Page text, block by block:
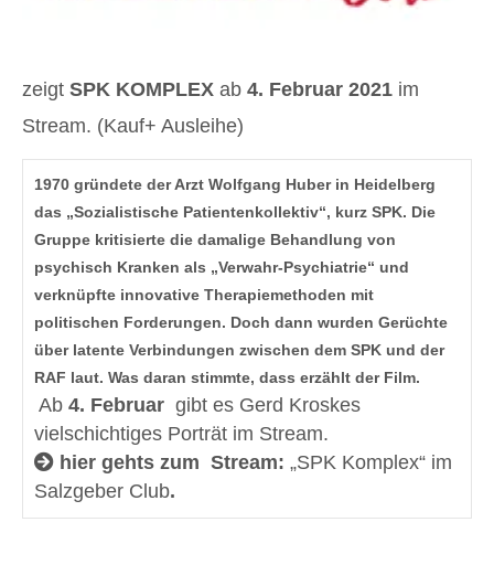
zeigt SPK KOMPLEX ab 4. Februar 2021 im
Stream. (Kauf+ Ausleihe)
1970 gründete der Arzt Wolfgang Huber in Heidelberg
das „Sozialistische Patientenkollektiv“, kurz SPK. Die
Gruppe kritisierte die damalige Behandlung von
psychisch Kranken als „Verwahr-Psychiatrie“ und
verknüpfte innovative Therapiemethoden mit
politischen Forderungen. Doch dann wurden Gerüchte
über latente Verbindungen zwischen dem SPK und der
RAF laut. Was daran stimmte, dass erzählt der Film.
Ab 4. Februar gibt es Gerd Kroskes
vielschichtiges Porträt im Stream.
hier gehts zum Stream: „SPK Komplex“ im
Salzgeber Club.